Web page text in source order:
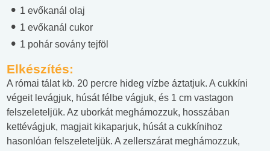
1 evőkanál olaj
1 evőkanál cukor
1 pohár sovány tejföl
Elkészítés:
A római tálat kb. 20 percre hideg vízbe áztatjuk. A cukkíni
végeit levágjuk, húsát félbe vágjuk, és 1 cm vastagon
felszeleteljük. Az uborkát meghámozzuk, hosszában
kettévágjuk, magjait kikaparjuk, húsát a cukkínihoz
hasonlóan felszeleteljük. A zellerszárat meghámozzuk,